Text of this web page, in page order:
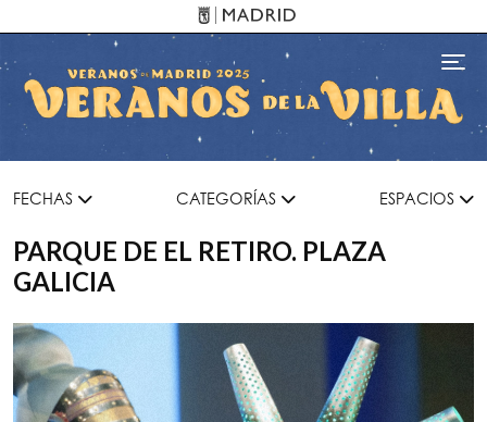
FECHAS CATEGORÍAS ESPACIOS
PARQUE DE EL RETIRO. PLAZA
GALICIA